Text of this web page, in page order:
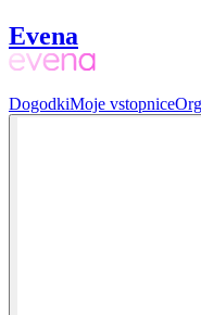
Evena
DogodkiMoje vstopnice